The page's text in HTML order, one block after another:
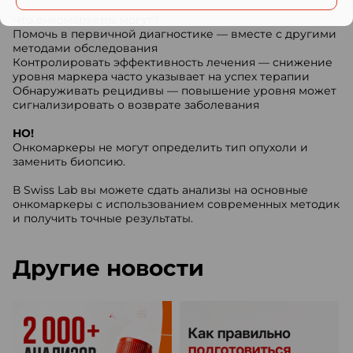
Помочь в первичной диагностике — вместе с другими
методами обследования
Контролировать эффективность лечения — снижение
уровня маркера часто указывает на успех терапии
Обнаруживать рецидивы — повышение уровня может
сигнализировать о возврате заболевания
НО!
Онкомаркеры не могут определить тип опухоли и
заменить биопсию.
В Swiss Lab вы можете сдать анализы на основные
онкомаркеры с использованием современных методик
и получить точные результаты.
Другие новости